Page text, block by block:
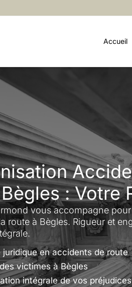
Accueil
: Votre
vous accompagne
route à Bègles. Rigueur et
juridique en accidents de route
victimes à Bègles
intégrale de vos préjudices